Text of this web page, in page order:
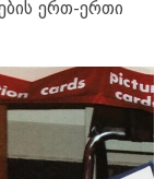
ერთ-ერთი